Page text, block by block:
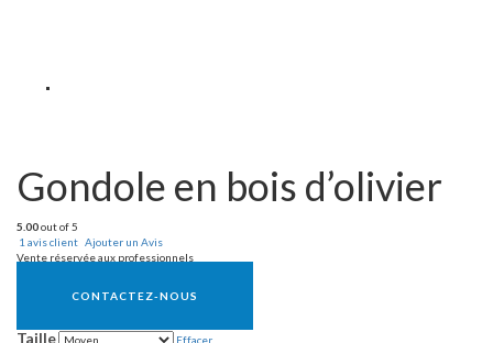
Gondole en bois d’olivier
5.00out of 5
1avis client Ajouter un Avis
Vente réservée aux professionnels
CONTACTEZ-NOUS
Taille Effacer